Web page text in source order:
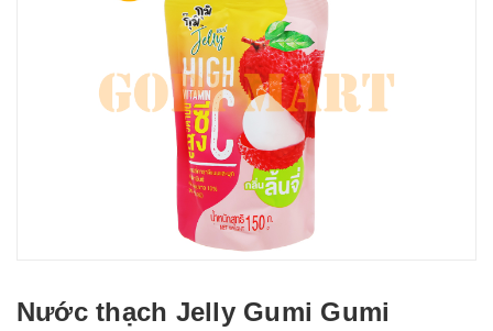
Nước thạch Jelly Gumi Gumi